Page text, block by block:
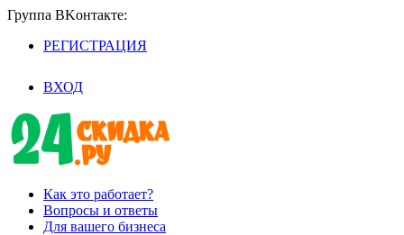
Группа BKoнтaктe:
РЕГИСТРАЦИЯ
ВХОД
Как это работает?
Вопросы и ответы
Для вашего бизнеса